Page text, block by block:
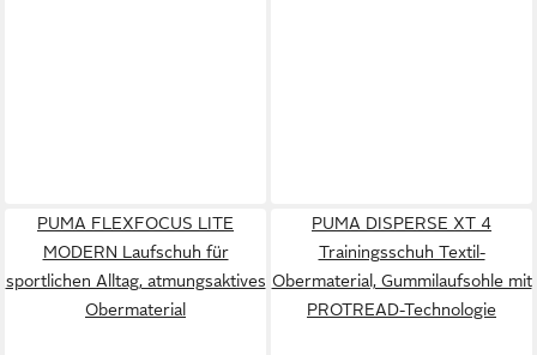
PUMA FLEXFOCUS LITE
MODERN Laufschuh für
sportlichen Alltag, atmungsaktives
Obermaterial
PUMA DISPERSE XT 4
Trainingsschuh Textil-
Obermaterial, Gummilaufsohle mit
PROTREAD-Technologie